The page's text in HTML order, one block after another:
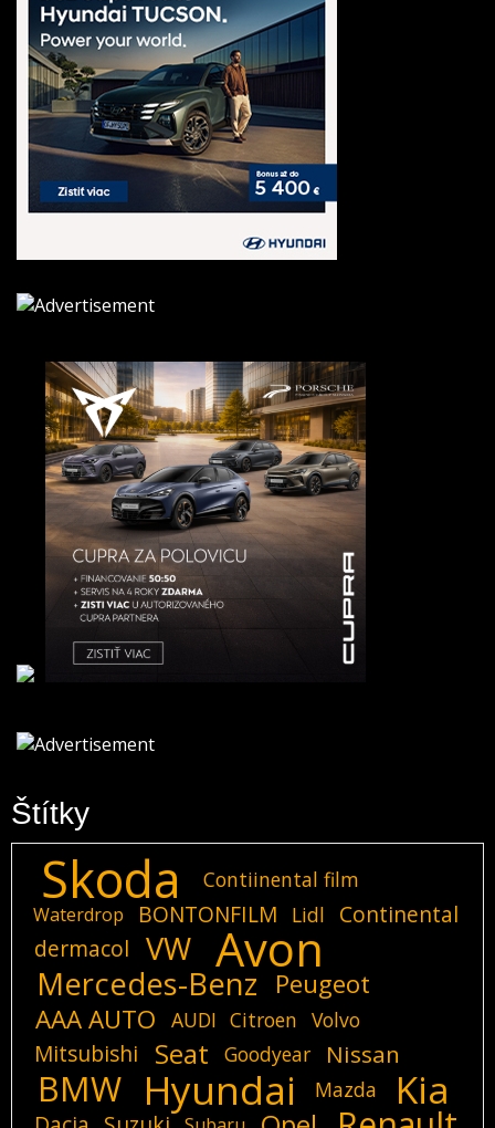
Štítky
Skoda Contiinental film
Waterdrop BONTONFILM Lidl
Continental
dermacol
VW Avon
Mercedes-Benz
Peugeot
AAA AUTO
AUDI Citroen Volvo
Mitsubishi Seat Goodyear Nissan
BMW Hyundai Mazda Kia